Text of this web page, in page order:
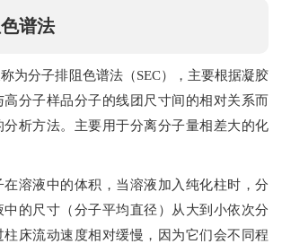
谱法
为分子排阻色谱法（SEC），主要根据凝胶
分子样品分子的线团尺寸间的相对关系而
析方法。主要用于分离分子量相差大的化
溶液中的体积，当溶液加入纯化柱时，分
的尺寸（分子平均直径）从大到小依次分
床流动速度相对缓慢，因为它们会不同程